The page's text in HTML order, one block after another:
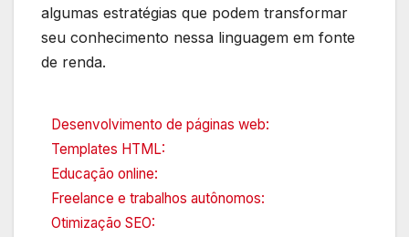
algumas estratégias que podem transformar
seu conhecimento nessa linguagem em fonte
de renda.
Desenvolvimento de páginas web:
Templates HTML:
Educação online:
Freelance e trabalhos autônomos:
Otimização SEO: